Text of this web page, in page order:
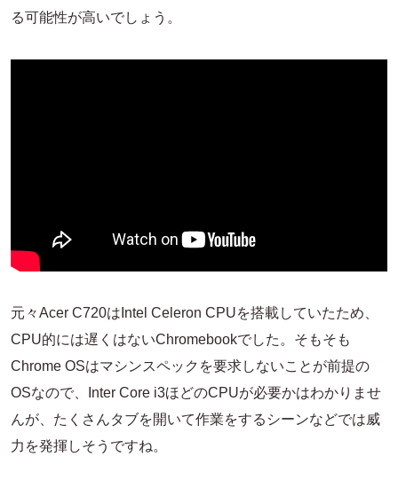
る可能性が高いでしょう。
元々Acer C720はIntel Celeron CPUを搭載していたため、
CPU的には遅くはないChromebookでした。そもそも
Chrome OSはマシンスペックを要求しないことが前提の
OSなので、Inter Core i3ほどのCPUが必要かはわかりませ
んが、たくさんタブを開いて作業をするシーンなどでは威
力を発揮しそうですね。